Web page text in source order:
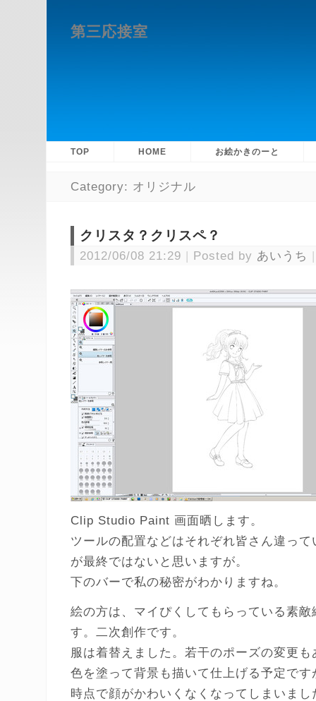
第三応接室
TOP HOME お絵かきのーと
Category: オリジナル
クリスタ？クリスペ？
2012/06/08 21:29 Posted by あいうち
Clip Studio Paint 画面晒します。
ツールの配置などはそれぞれ皆さん違っ
が最終ではないと思いますが。
下のバーで私の秘密がわかりますね。
絵の方は、マイぴくしてもらっている素
す。二次創作です。
服は着替えました。若干のポーズの変更
色を塗って背景も描いて仕上げる予定で
時点で顔がかわいくなくなってしまいま